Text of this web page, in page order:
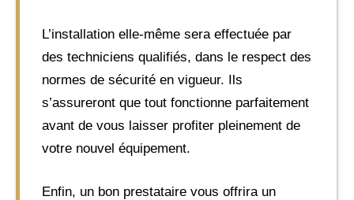
L’installation elle-même sera effectuée par
des techniciens qualifiés, dans le respect des
normes de sécurité en vigueur. Ils
s’assureront que tout fonctionne parfaitement
avant de vous laisser profiter pleinement de
votre nouvel équipement.
Enfin, un bon prestataire vous offrira un